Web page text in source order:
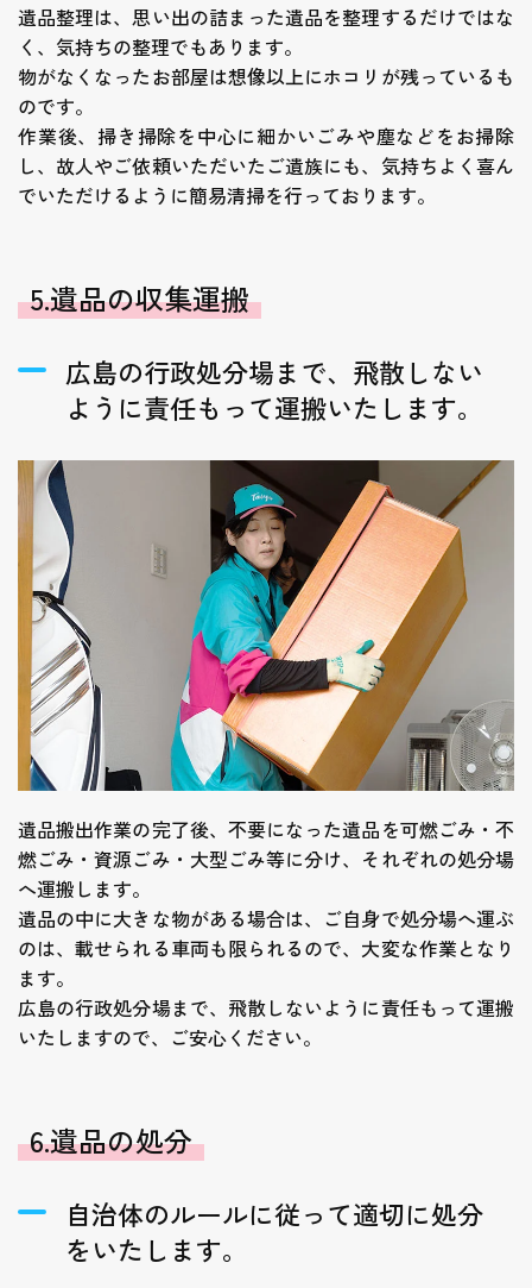
遺品整理は、思い出の詰まった遺品を整理するだけではな
く、気持ちの整理でもあります。
物がなくなったお部屋は想像以上にホコリが残っているも
のです。
作業後、掃き掃除を中心に細かいごみや塵などをお掃除
し、故人やご依頼いただいたご遺族にも、気持ちよく喜ん
でいただけるように簡易清掃を行っております。
5.遺品の収集運搬
広島の行政処分場まで、飛散しない
ように責任もって運搬いたします。
遺品搬出作業の完了後、不要になった遺品を可燃ごみ・不
燃ごみ・資源ごみ・大型ごみ等に分け、それぞれの処分場
へ運搬します。
遺品の中に大きな物がある場合は、ご自身で処分場へ運ぶ
のは、載せられる車両も限られるので、大変な作業となり
ます。
広島の行政処分場まで、飛散しないように責任もって運搬
いたしますので、ご安心ください。
6.遺品の処分
自治体のルールに従って適切に処分
をいたします。